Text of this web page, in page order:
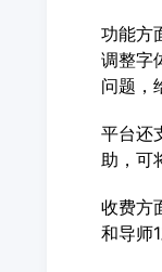
功能方
调整字
问题，
平台还
助，可
收费方
和导师